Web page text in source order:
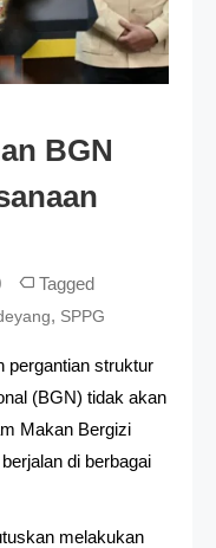
BGN
Tagged
, SPPG
pergantian struktur
(BGN) tidak akan
Makan Bergizi
di berbagai
melakukan